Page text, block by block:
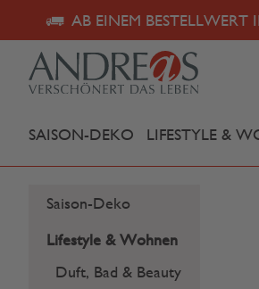
AB EINEM
SAISON-DEKO LIFESTYLE &
Saison-Deko
Lifestyle & Wohnen
Duft, Bad & Beauty